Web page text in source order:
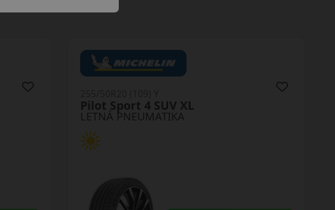
LETNÁ PNEUMATIKA
Pilot Sport 4 SUV XL